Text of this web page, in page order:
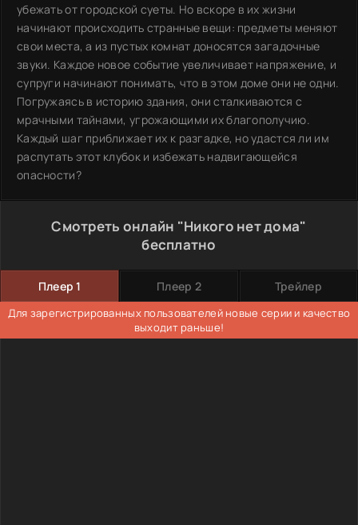
убежать от городской суеты. Но вскоре в их жизни
начинают происходить странные вещи: предметы меняют
свои места, а из пустых комнат доносятся загадочные
звуки. Каждое новое событие увеличивает напряжение, и
супруги начинают понимать, что в этом доме они не одни.
Погружаясь в историю здания, они сталкиваются с
мрачными тайнами, угрожающими их благополучию.
Каждый шаг приближает их к разгадке, но удастся ли им
распутать этот клубок и избежать надвигающейся
опасности?
Смотреть онлайн "Никого нет дома"
бесплатно
Плеер 1 Плеер 2 Трейлер
Для зарегистрированных пользователей новые серии и качество
выходит раньше!